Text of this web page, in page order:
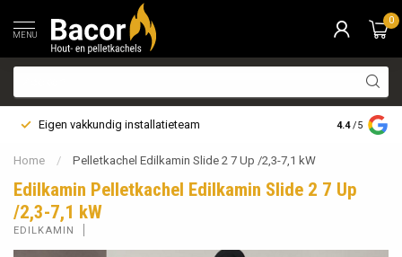
MENU
0
Eigen vakkundig installatieteam Bezorging
4.4 /5
Home / Pelletkachel Edilkamin Slide 2 7 Up /2,3-7,1 kW
Edilkamin Pelletkachel Edilkamin Slide 2 7 Up
/2,3-7,1 kW
EDILKAMIN